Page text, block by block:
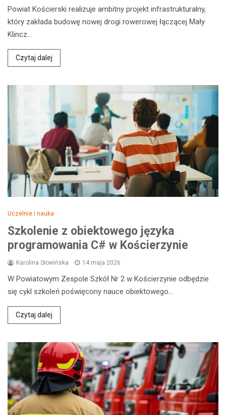
Powiat Kościerski realizuje ambitny projekt infrastrukturalny,
który zakłada budowę nowej drogi rowerowej łączącej Mały
Klincz…
Czytaj dalej
Uczelnie i nauka
Szkolenie z obiektowego języka
programowania C# w Kościerzynie
Karolina Słowińska 14 maja 2026
W Powiatowym Zespole Szkół Nr 2 w Kościerzynie odbędzie
się cykl szkoleń poświęcony nauce obiektowego…
Czytaj dalej